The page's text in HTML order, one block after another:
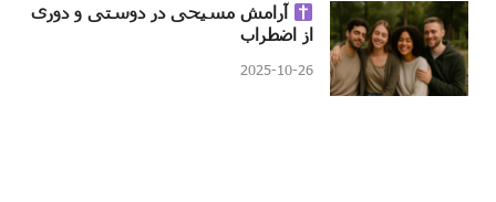
آرامش مسیحی در دوستی و دوری
از اضطراب
2025-10-26